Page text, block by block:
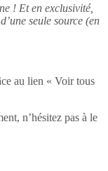
! Et en exclusivité,
seule source (en
au lien « Voir tous
n’hésitez pas à le